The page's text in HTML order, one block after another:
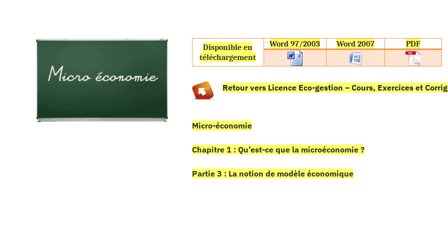
Disponible en
téléchargement
Word 97/2003 Word 2007 PDF
Retour vers Licence Eco-gestion – Cours, Exercices et
Micro-économie
Chapitre 1 : Qu’est-ce que la microéconomie ?
Partie 3 : La notion de modèle économique